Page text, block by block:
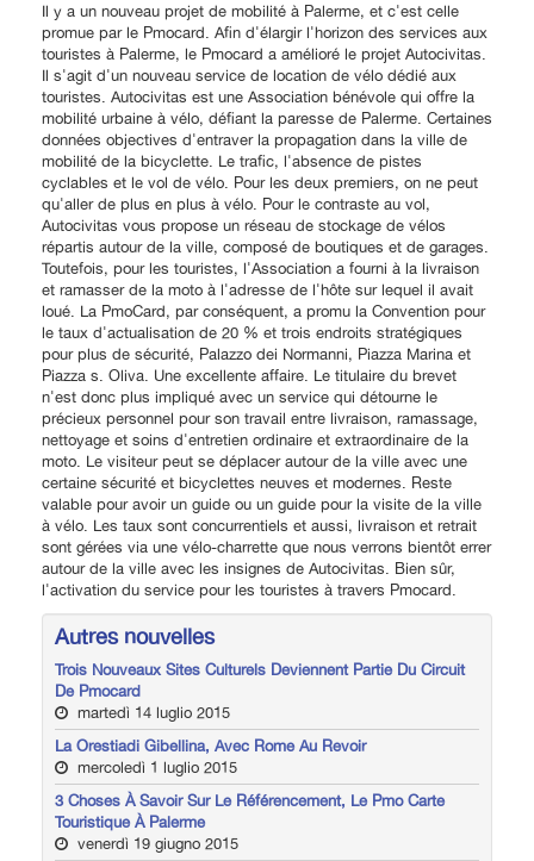
Il y a un nouveau projet de mobilité à Palerme, et c'est celle
promue par le Pmocard. Afin d'élargir l'horizon des services aux
touristes à Palerme, le Pmocard a amélioré le projet Autocivitas.
Il s'agit d'un nouveau service de location de vélo dédié aux
touristes. Autocivitas est une Association bénévole qui offre la
mobilité urbaine à vélo, défiant la paresse de Palerme. Certaines
données objectives d'entraver la propagation dans la ville de
mobilité de la bicyclette. Le trafic, l'absence de pistes
cyclables et le vol de vélo. Pour les deux premiers, on ne peut
qu'aller de plus en plus à vélo. Pour le contraste au vol,
Autocivitas vous propose un réseau de stockage de vélos
répartis autour de la ville, composé de boutiques et de garages.
Toutefois, pour les touristes, l'Association a fourni à la livraison
et ramasser de la moto à l'adresse de l'hôte sur lequel il avait
loué. La PmoCard, par conséquent, a promu la Convention pour
le taux d'actualisation de 20 % et trois endroits stratégiques
pour plus de sécurité, Palazzo dei Normanni, Piazza Marina et
Piazza s. Oliva. Une excellente affaire. Le titulaire du brevet
n'est donc plus impliqué avec un service qui détourne le
précieux personnel pour son travail entre livraison, ramassage,
nettoyage et soins d'entretien ordinaire et extraordinaire de la
moto. Le visiteur peut se déplacer autour de la ville avec une
certaine sécurité et bicyclettes neuves et modernes. Reste
valable pour avoir un guide ou un guide pour la visite de la ville
à vélo. Les taux sont concurrentiels et aussi, livraison et retrait
sont gérées via une vélo-charrette que nous verrons bientôt errer
autour de la ville avec les insignes de Autocivitas. Bien sûr,
l'activation du service pour les touristes à travers Pmocard.
Autres nouvelles
Trois Nouveaux Sites Culturels Deviennent Partie Du Circuit
De Pmocard
martedì 14 luglio 2015
La Orestiadi Gibellina, Avec Rome Au Revoir
mercoledì 1 luglio 2015
3 Choses À Savoir Sur Le Référencement, Le Pmo Carte
Touristique À Palerme
venerdì 19 giugno 2015